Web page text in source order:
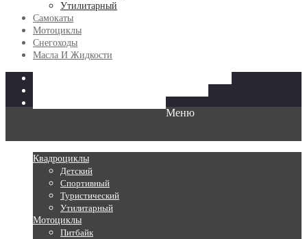
Утилитарный
Самокаты
Мотоциклы
Снегоходы
Масла И Жидкости
Меню
Квадроциклы
Детский
Спортивный
Туристический
Утилитарный
Мотоциклы
Питбайк